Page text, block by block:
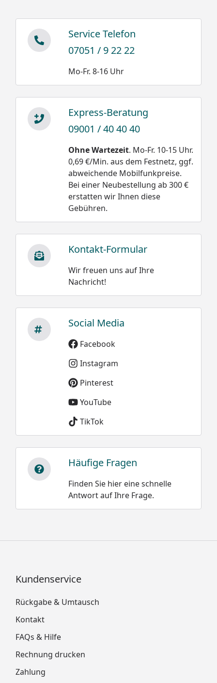
Service Telefon
07051 / 9 22 22
Mo-Fr. 8-16 Uhr
Express-Beratung
09001 / 40 40 40
Ohne Wartezeit. Mo-Fr. 10-15 Uhr.
0,69 €/Min. aus dem Festnetz, ggf.
abweichende Mobilfunkpreise.
Bei einer Neubestellung ab 300 €
erstatten wir Ihnen diese
Gebühren.
Kontakt-Formular
Wir freuen uns auf Ihre
Nachricht!
Social Media
Facebook
Instagram
Pinterest
YouTube
TikTok
Häufige Fragen
Finden Sie hier eine schnelle
Antwort auf Ihre Frage.
Kundenservice
Rückgabe & Umtausch
Kontakt
FAQs & Hilfe
Rechnung drucken
Zahlung